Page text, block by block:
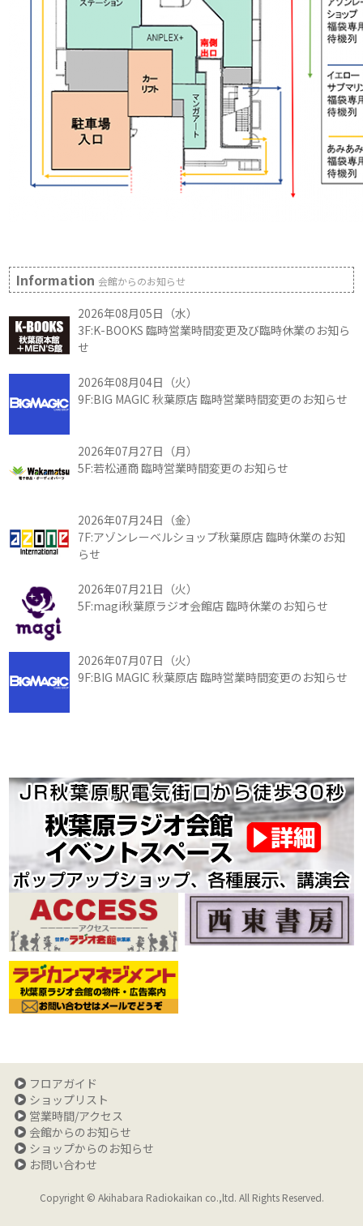
Information会館からのお知らせ
2026年08月05日（水）
3F:K-BOOKS 臨時営業時間変更及び臨時休業のお知ら
せ
2026年08月04日（火）
9F:BIG MAGIC 秋葉原店 臨時営業時間変更のお知らせ
2026年07月27日（月）
5F:若松通商 臨時営業時間変更のお知らせ
2026年07月24日（金）
7F:アゾンレーベルショップ秋葉原店 臨時休業のお知
らせ
2026年07月21日（火）
5F:magi秋葉原ラジオ会館店 臨時休業のお知らせ
2026年07月07日（火）
9F:BIG MAGIC 秋葉原店 臨時営業時間変更のお知らせ
フロアガイド
ショップリスト
営業時間/アクセス
会館からのお知らせ
ショップからのお知らせ
お問い合わせ
Copyright © Akihabara Radiokaikan co.,ltd. All Rights Reserved.